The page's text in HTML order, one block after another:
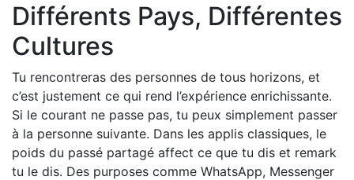
Différents Pays, Différentes
Cultures
Tu rencontreras des personnes de tous horizons, et
c’est justement ce qui rend l’expérience enrichissante.
Si le courant ne passe pas, tu peux simplement passer
à la personne suivante. Dans les applis classiques, le
poids du passé partagé affect ce que tu dis et remark
tu le dis. Des purposes comme WhatsApp, Messenger